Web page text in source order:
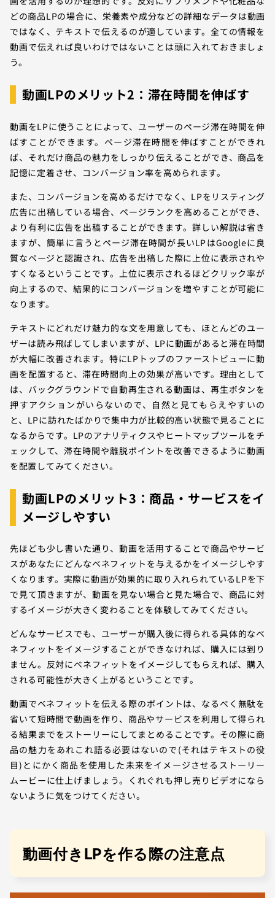
どの商品LPの場合に、栄養素や成分などの詳細なデータは動画
ではなく、テキストで伝えるのが適しています。全ての情報を
動画で伝えれば良いわけではないことは頭に入れておきましょ
う。
動画LPのメリット2：滞在時間を伸ばす
動画をLPに使うことによって、ユーザーのページ滞在時間を伸
ばすことができます。ページ滞在時間を伸ばすことができれ
ば、それだけ商品の魅力をしっかり伝えることができ、商品を
記憶に定着させ、コンバージョン率を高められます。
また、コンバージョンを高めるだけでなく、LPをリスティング
広告に出稿している場合、ページランクを高めることができ、
より有利に広告を出稿することができます。詳しい解説は省き
ますが、簡単に言うとページ滞在時間が長いLPはGoogleに良
質なページと認識され、広告を出稿した際に上位に表示されや
すくなるということです。上位に表示されるほどクリック率が
向上するので、結果的にコンバージョンを増やすことが可能に
なります。
テキストにどれだけ魅力的な文を用意しても、ほとんどのユー
ザーは読み飛ばしてしまいますが、LPに動画があると滞在時間
が大幅に改善されます。特にLPトップのファーストビューに動
画を配置すると、滞在時間向上の効果が高いです。理由として
は、バックグラウンドで自動再生される動画は、再生ボタンを
押すアクションがいらないので、自然と見てもらえやすいの
と、LPに訪れたばかりで集中力が比較的高い状態で見ることに
なるからです。LPのアナリティクスやヒートマップツールをチ
ェックして、滞在時間や離脱ポイントを改善できるように動画
を配置してみてください。
動画LPのメリット3：商品・サービスをイ
メージしやすい
先ほども少し書いた通り、動画を活用することで商品やサービ
スがあなたにどんなベネフィットを与えるかをイメージしやす
くなります。実際に動画が効果的に取り入れられているLPを下
で見て頂きますが、動画を見ない場合と見た場合で、商品に対
するイメージが大きく変わることを体験してみてください。
どんなサービスでも、ユーザーが購入後に得られる具体的なベ
ネフィットをイメージすることができなければ、購入には到り
ません。反対にベネフィットをイメージしてもらえれば、購入
される可能性が大きく上がるということです。
動画でベネフィットを伝える際のポイントは、なるべく無駄を
省いて短時間で動画を作り、商品やサービスを利用して得られ
る結果までをストーリーにしてまとめることです。その際に商
品の魅力をあれこれ語る必要はないので(それはテキストの役
目)とにかく商品を使用した未来をイメージさせるストーリー
ムービーに仕上げましょう。くれぐれも押し売りビデオになら
ないように気をつけてください。
動画付きLPを作る際の注意点